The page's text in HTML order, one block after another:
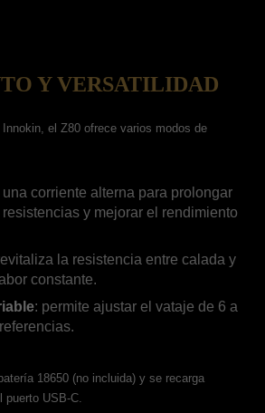
Y VERSATILIDAD
el Z80 ofrece varios modos de
corriente alterna para prolongar
y mejorar el rendimiento
la resistencia entre calada y
constante.
: permite ajustar el vataje de 6 a
18650 (no incluida) y se recarga
puerto USB-C.